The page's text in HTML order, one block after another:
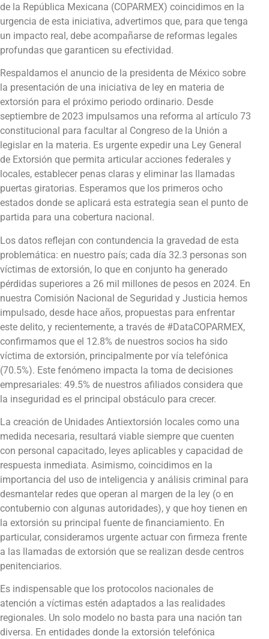
de la República Mexicana (COPARMEX) coincidimos en la
urgencia de esta iniciativa, advertimos que, para que tenga
un impacto real, debe acompañarse de reformas legales
profundas que garanticen su efectividad.
Respaldamos el anuncio de la presidenta de México sobre
la presentación de una iniciativa de ley en materia de
extorsión para el próximo periodo ordinario. Desde
septiembre de 2023 impulsamos una reforma al artículo 73
constitucional para facultar al Congreso de la Unión a
legislar en la materia. Es urgente expedir una Ley General
de Extorsión que permita articular acciones federales y
locales, establecer penas claras y eliminar las llamadas
puertas giratorias. Esperamos que los primeros ocho
estados donde se aplicará esta estrategia sean el punto de
partida para una cobertura nacional.
Los datos reflejan con contundencia la gravedad de esta
problemática: en nuestro país; cada día 32.3 personas son
víctimas de extorsión, lo que en conjunto ha generado
pérdidas superiores a 26 mil millones de pesos en 2024. En
nuestra Comisión Nacional de Seguridad y Justicia hemos
impulsado, desde hace años, propuestas para enfrentar
este delito, y recientemente, a través de #DataCOPARMEX,
confirmamos que el 12.8% de nuestros socios ha sido
víctima de extorsión, principalmente por vía telefónica
(70.5%). Este fenómeno impacta la toma de decisiones
empresariales: 49.5% de nuestros afiliados considera que
la inseguridad es el principal obstáculo para crecer.
La creación de Unidades Antiextorsión locales como una
medida necesaria, resultará viable siempre que cuenten
con personal capacitado, leyes aplicables y capacidad de
respuesta inmediata. Asimismo, coincidimos en la
importancia del uso de inteligencia y análisis criminal para
desmantelar redes que operan al margen de la ley (o en
contubernio con algunas autoridades), y que hoy tienen en
la extorsión su principal fuente de financiamiento. En
particular, consideramos urgente actuar con firmeza frente
a las llamadas de extorsión que se realizan desde centros
penitenciarios.
Es indispensable que los protocolos nacionales de
atención a víctimas estén adaptados a las realidades
regionales. Un solo modelo no basta para una nación tan
diversa. En entidades donde la extorsión telefónica